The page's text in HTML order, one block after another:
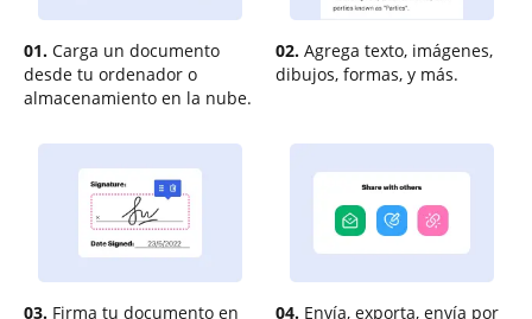
01. Carga un documento
desde tu ordenador o
almacenamiento en la nube.
02. Agrega texto, imágenes,
dibujos, formas, y más.
03. Firma tu documento en
04. Envía, exporta, envía por